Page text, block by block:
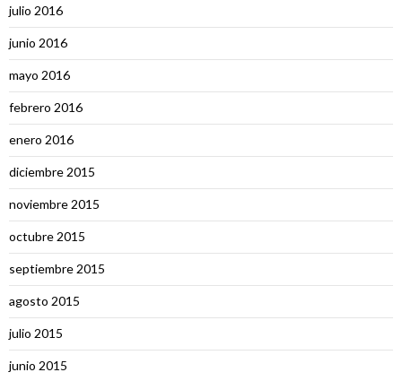
julio 2016
junio 2016
mayo 2016
febrero 2016
enero 2016
diciembre 2015
noviembre 2015
octubre 2015
septiembre 2015
agosto 2015
julio 2015
junio 2015